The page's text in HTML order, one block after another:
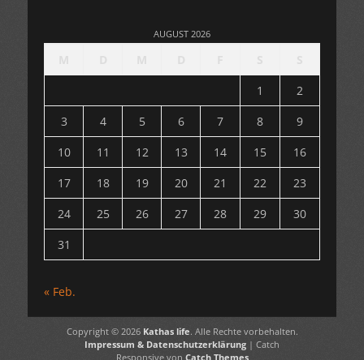
AUGUST 2026
1
2
3
4 5 6 7 8
9
10
11 12 13 14 15
16
17
18 19 20 21 22
23
24
25 26 27 28 29
30
31
« Feb.
Copyright © 2026 Kathas life. Alle Rechte vorbehalten.
Impressum & Datenschutzerklärung | Catch
Responsive von Catch Themes